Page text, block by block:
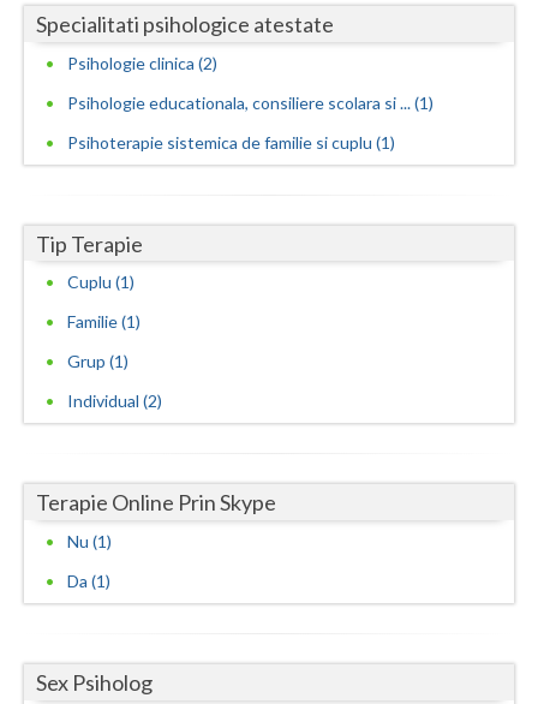
Vrancea
Specialitati psihologice atestate
Psihologie clinica (2)
Psihologie educationala, consiliere scolara si ... (1)
Psihoterapie sistemica de familie si cuplu (1)
Tip Terapie
Cuplu (1)
Familie (1)
Grup (1)
Individual (2)
Terapie Online Prin Skype
Nu (1)
Da (1)
Sex Psiholog